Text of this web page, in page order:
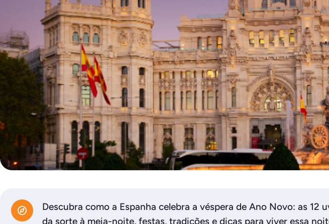
Descubra como a Espanha celebra a véspera de Ano Novo: as 12
da sorte à meia-noite, festas, tradições e dicas para viver essa